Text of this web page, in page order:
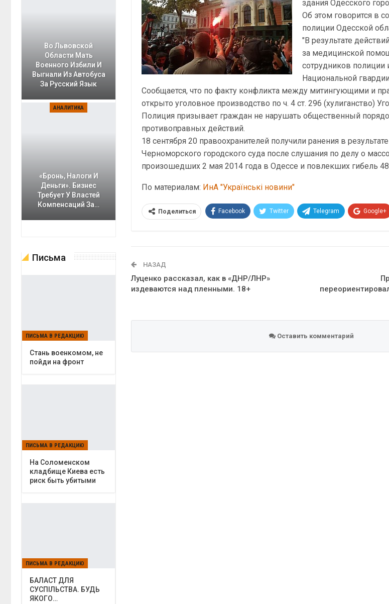
здания Одесского
Об этом говорится в
полиции Одесской
"В результате
за медицинской
сотрудников
Национальной
Сообщается, что по факту конфликта между митингующими и
открыто уголовное производство по ч. 4 ст. 296 (хулиганство)
Полиция призывает граждан не нарушать общественный
противоправных действий.
18 сентября 20 правоохранителей получили ранения в
Черноморского городского суда после слушания по делу о
произошедших 2 мая 2014 года в Одессе и повлекших гибель
По материалам: ИнА "Українські новини"
Поделиться Facebook Twitter Telegram Google+
НАЗАД
Луценко рассказал, как в «ДНР/ЛНР»
издеваются над пленными. 18+
Оставить комментарий
Во Львовской
Области Мать
Военного Избили И
Выгнали Из Автобуса
За Русский Язык
АНАЛИТИКА
«Бронь, Налоги И
Деньги». Бизнес
Требует У Властей
Компенсаций За…
Письма
ПИСЬМА В РЕДАКЦИЮ
Cтань военкомом, не
пойди на фронт
ПИСЬМА В РЕДАКЦИЮ
На Соломенском
кладбище Киева есть
риск быть убитыми
ПИСЬМА В РЕДАКЦИЮ
БАЛАСТ ДЛЯ
СУСПІЛЬСТВА. БУДЬ
ЯКОГО…